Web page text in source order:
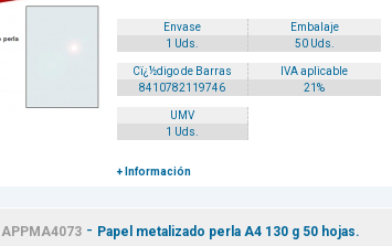
Envase
Embalaje
1 Uds.
50 Uds.
Cï¿½digo de Barras
IVA aplicable
8410782119746
21%
UMV
1 Uds.
+ Información
APPMA4073- Papel metalizado perla A4 130 g 50 hojas.